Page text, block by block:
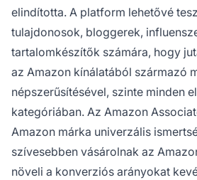
elindította. A platform lehetővé
tulajdonosok, bloggerek,
tartalomkészítők számára, hogy
az Amazon kínálatából származó
népszerűsítésével, szinte minden
kategóriában. Az Amazon
Amazon márka univerzális
szívesebben vásárolnak az
növeli a konverziós arányokat